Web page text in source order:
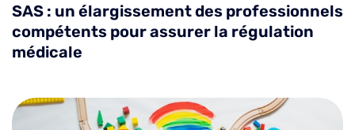
SAS : un élargissement des professionnels
compétents pour assurer la régulation
médicale